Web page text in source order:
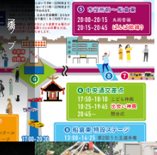
会場マップ